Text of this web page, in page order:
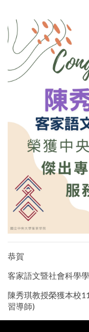
恭賀
客家語文暨社會科學
陳秀琪教授榮獲本校
習導師)